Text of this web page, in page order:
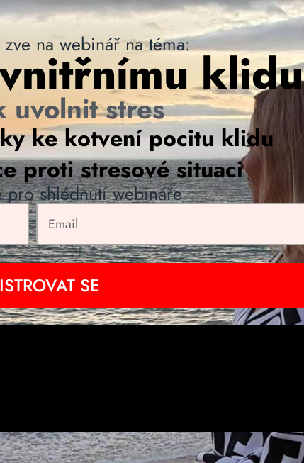
zve na webinář na téma: klidu
uvolnit stres
ke kotvení pocitu klidu
proti stresové situaci
pro shlédnutí webináře
SE